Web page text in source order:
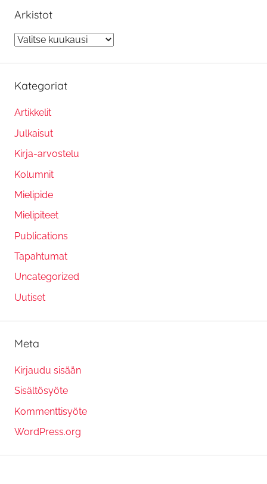
Arkistot
Arkistot
Kategoriat
Artikkelit
Julkaisut
Kirja-arvostelu
Kolumnit
Mielipide
Mielipiteet
Publications
Tapahtumat
Uncategorized
Uutiset
Meta
Kirjaudu sisään
Sisältösyöte
Kommenttisyöte
WordPress.org